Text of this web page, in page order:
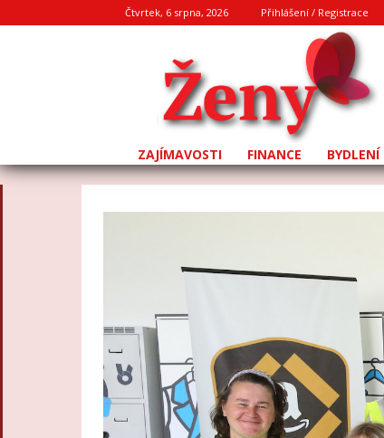
Čtvrtek, 6 srpna, 2026 Přihlášení / Registrace
ZAJÍMAVOSTI FINANCE BYDLENÍ